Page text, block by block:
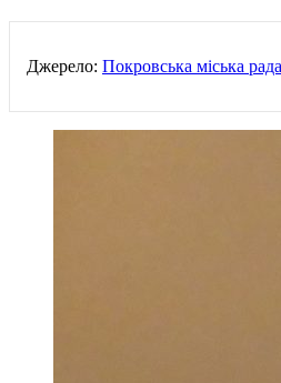
Джерело: Покровська міська рада